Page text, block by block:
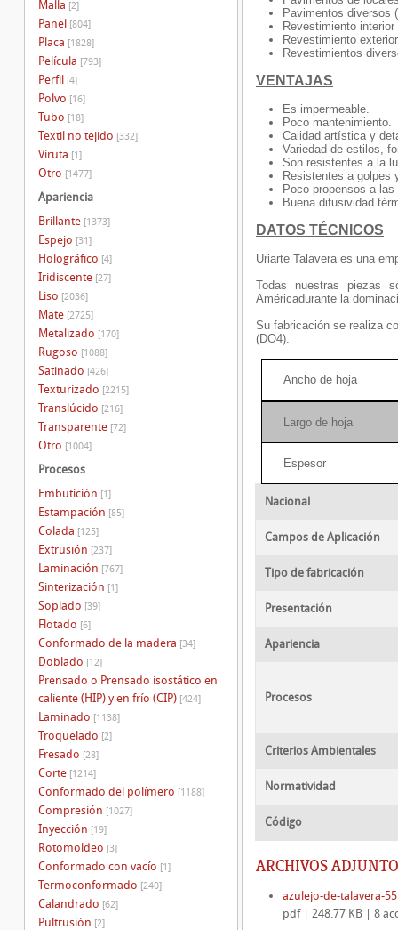
Pavimentos diversos
Revestimiento
Revestimiento
Revestimientos
VENTAJAS
Es impermeable.
Poco mantenimiento.
Calidad artística y
Variedad de estilos,
Son resistentes a la
Resistentes a golpes
Poco propensos a
Buena difusividad
DATOS TÉCNICOS
Uriarte Talavera es una
Todas nuestras piezas
Américadurante la
Su fabricación se realiza
(DO4).
Ancho de hoja
Largo de hoja
Espesor
Nacional
Campos de Aplicación
Tipo de fabricación
Presentación
Apariencia
Procesos
Criterios Ambientales
Normatividad
Código
ARCHIVOS
azulejo-de-talavera-
pdf | 248.77 KB | 8
Malla [2]
Panel [804]
Placa [1828]
Película [793]
Perfil [4]
Polvo [16]
Tubo [18]
Textil no tejido [332]
Viruta [1]
Otro [1477]
Apariencia
Brillante [1373]
Espejo [31]
Holográfico [4]
Iridiscente [27]
Liso [2036]
Mate [2725]
Metalizado [170]
Rugoso [1088]
Satinado [426]
Texturizado [2215]
Translúcido [216]
Transparente [72]
Otro [1004]
Procesos
Embutición [1]
Estampación [85]
Colada [125]
Extrusión [237]
Laminación [767]
Sinterización [1]
Soplado [39]
Flotado [6]
Conformado de la madera [34]
Doblado [12]
Prensado o Prensado isostático en
caliente (HIP) y en frío (CIP) [424]
Laminado [1138]
Troquelado [2]
Fresado [28]
Corte [1214]
Conformado del polímero [1188]
Compresión [1027]
Inyección [19]
Rotomoldeo [3]
Conformado con vacío [1]
Termoconformado [240]
Calandrado [62]
Pultrusión [2]